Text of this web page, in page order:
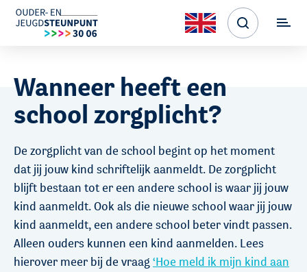
Wanneer heeft een
school zorgplicht?
De zorgplicht van de school begint op het moment
dat jij jouw kind schriftelijk aanmeldt. De zorgplicht
blijft bestaan tot er een andere school is waar jij jouw
kind aanmeldt. Ook als die nieuwe school waar jij jouw
kind aanmeldt, een andere school beter vindt passen.
Alleen ouders kunnen een kind aanmelden. Lees
hierover meer bij de vraag ‘Hoe meld ik mijn kind aan